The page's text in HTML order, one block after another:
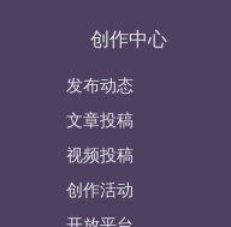
创作中心
发布动态
文章投稿
视频投稿
创作活动